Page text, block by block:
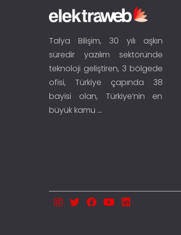
Talya Bilişim, 30 yılı aşkın
süredir yazılım sektöründe
teknoloji geliştiren, 3 bölgede
ofisi, Türkiye çapında 38
bayisi olan, Türkiye’nin en
büyük kamu ...